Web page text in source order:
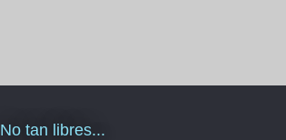
No tan libres...